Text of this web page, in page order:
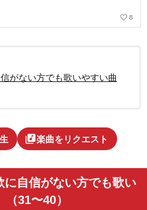
favorite_border 8
がない方でも歌いやすい曲
library_music楽曲をリクエスト
に自信がない方でも歌い
31〜40）